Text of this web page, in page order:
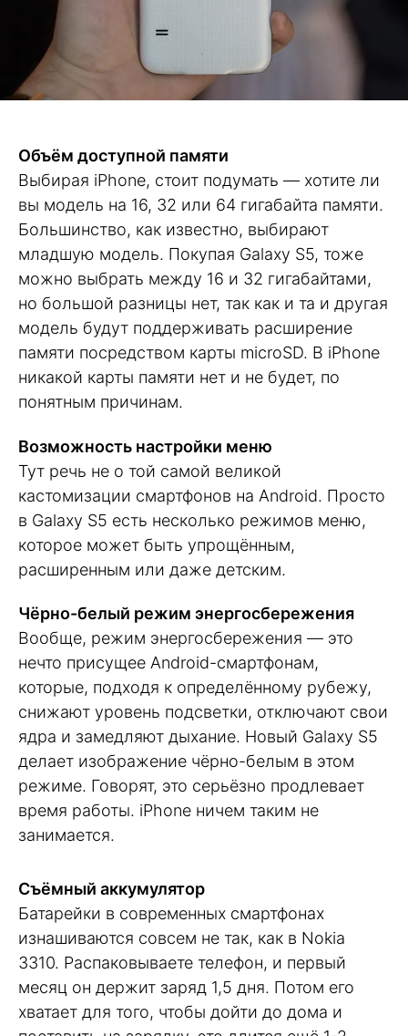
Объём доступной памяти
Выбирая iPhone, стоит подумать — хотите ли
вы модель на 16, 32 или 64 гигабайта памяти.
Большинство, как известно, выбирают
младшую модель. Покупая Galaxy S5, тоже
можно выбрать между 16 и 32 гигабайтами,
но большой разницы нет, так как и та и другая
модель будут поддерживать расширение
памяти посредством карты microSD. В iPhone
никакой карты памяти нет и не будет, по
понятным причинам.
Возможность настройки меню
Тут речь не о той самой великой
кастомизации смартфонов на Android. Просто
в Galaxy S5 есть несколько режимов меню,
которое может быть упрощённым,
расширенным или даже детским.
Чёрно-белый режим энергосбережения
Вообще, режим энергосбережения — это
нечто присущее Android-смартфонам,
которые, подходя к определённому рубежу,
снижают уровень подсветки, отключают свои
ядра и замедляют дыхание. Новый Galaxy S5
делает изображение чёрно-белым в этом
режиме. Говорят, это серьёзно продлевает
время работы. iPhone ничем таким не
занимается.
Съёмный аккумулятор
Батарейки в современных смартфонах
изнашиваются совсем не так, как в Nokia
3310. Распаковываете телефон, и первый
месяц он держит заряд 1,5 дня. Потом его
хватает для того, чтобы дойти до дома и